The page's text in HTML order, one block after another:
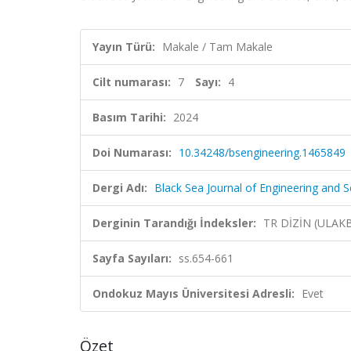
Yayın Türü: Makale / Tam Makale
Cilt numarası: 7 Sayı: 4
Basım Tarihi: 2024
Doi Numarası: 10.34248/bsengineering.1465849
Dergi Adı: Black Sea Journal of Engineering and
Derginin Tarandığı İndeksler: TR DİZİN
Sayfa Sayıları: ss.654-661
Ondokuz Mayıs Üniversitesi Adresli: Evet
Özet